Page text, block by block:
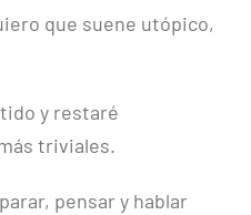
que suene utópico,
y restaré
triviales.
pensar y hablar